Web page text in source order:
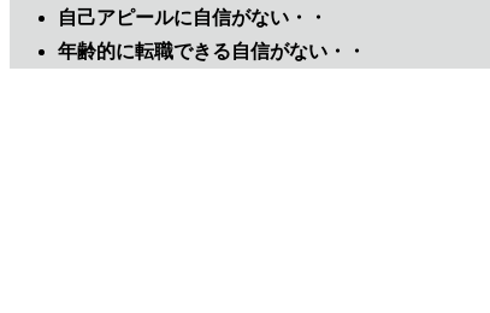
自己アピールに自信がない・・
年齢的に転職できる自信がない ・・